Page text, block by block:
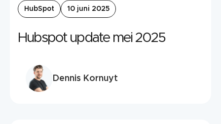
HubSpot 10 juni 2025
Hubspot update mei 2025
Dennis Kornuyt